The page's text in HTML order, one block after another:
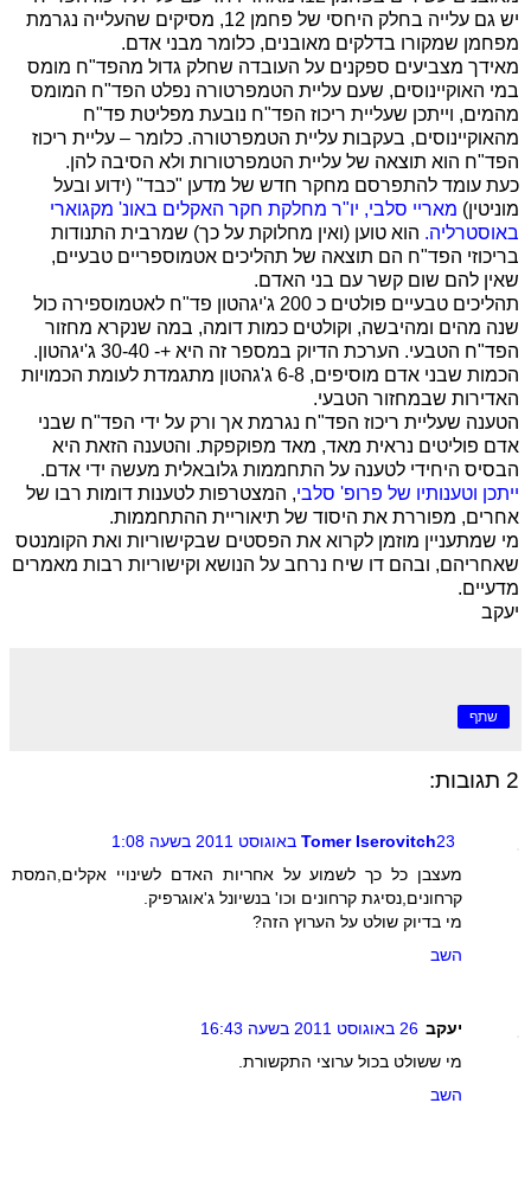
יש גם עלייה בחלק היחסי של פחמן 12, מסיקים שהעלייה נגרמת
מפחמן שמקורו בדלקים מאובנים, כלומר מבני אדם.
מאידך מצביעים ספקנים על העובדה שחלק גדול מהפד"ח מומס
במי האוקיינוסים, שעם עליית הטמפרטורה נפלט הפד"ח המומס
מהמים, וייתכן שעליית ריכוז הפד"ח נובעת מפליטת פד"ח
מהאוקיינוסים, בעקבות עליית הטמפרטורה. כלומר – עליית ריכוז
הפד"ח הוא תוצאה של עליית הטמפרטורות ולא הסיבה להן.
כעת עומד להתפרסם מחקר חדש של מדען "כבד" (ידוע ובעל
מוניטין) מאריי סלבי, יו"ר מחלקת חקר האקלים באונ' מקגוארי
באוסטרליה. הוא טוען (ואין מחלוקת על כך) שמרבית התנודות
בריכוזי הפד"ח הם תוצאה של תהליכים אטמוספריים טבעיים,
שאין להם שום קשר עם בני האדם.
תהליכים טבעיים פולטים כ 200 ג'יגהטון פד"ח לאטמוספירה כול
שנה מהים ומהיבשה, וקולטים כמות דומה, במה שנקרא מחזור
הפד"ח הטבעי. הערכת הדיוק במספר זה היא +- 30-40 ג'יגהטון.
הכמות שבני אדם מוסיפים, 6-8 ג'גהטון מתגמדת לעומת הכמויות
האדירות שבמחזור הטבעי.
הטענה שעליית ריכוז הפד"ח נגרמת אך ורק על ידי הפד"ח שבני
אדם פוליטים נראית מאד, מאד מפוקפקת. והטענה הזאת היא
הבסיס היחידי לטענה על התחממות גלובאלית מעשה ידי אדם.
ייתכן וטענותיו של פרופ' סלבי, המצטרפות לטענות דומות רבו של
אחרים, מפוררת את היסוד של תיאוריית ההתחממות.
מי שמתעניין מוזמן לקרוא את הפסטים שבקישוריות ואת הקומנטס
שאחריהם, ובהם דו שיח נרחב על הנושא וקישוריות רבות מאמרים
מדעיים.
יעקב
שתף
2 תגובות:
Tomer Iserovitch23 באוגוסט 2011 בשעה 1:08
מעצבן כל כך לשמוע על אחריות האדם לשינויי אקלים,המסת
קרחונים,נסיגת קרחונים וכו' בנשיונל ג'אוגרפיק.
מי בדיוק שולט על הערוץ הזה?
השב
יעקב 26 באוגוסט 2011 בשעה 16:43
מי ששולט בכול ערוצי התקשורת.
השב